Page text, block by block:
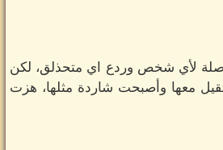
لأي شخص وردع اي متحذلق، لكن
معها وأصبحت شاردة مثلها، هزت